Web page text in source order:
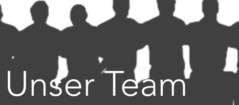
Unser Team